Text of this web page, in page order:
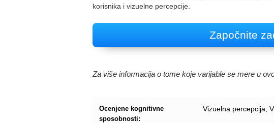
korisnika i vizuelne percepcije.
Započnite
Za više informacija o tome koje varijable se mere u
Ocenjene kognitivne
sposobnosti:
Vizuelna percepcija,